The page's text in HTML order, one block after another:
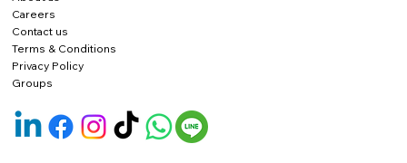
Careers
Contact us
Terms & Conditions
Privacy Policy
Groups